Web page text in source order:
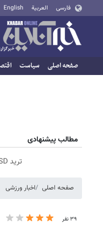
فارسی العربية English
صفحه اصلی سیاست
مطالب پیشنهادی
ترید EURUSD با اسپرد از صفر پیپ
صفحه اصلی اخبار ورزشی
۳۹ نفر